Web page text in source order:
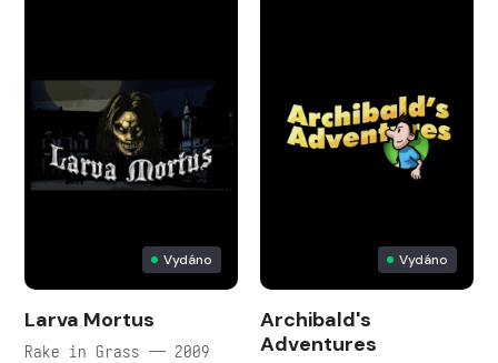
Vydáno
Larva Mortus
Rake in Grass — 2009
Vydáno
Archibald's
Adventures